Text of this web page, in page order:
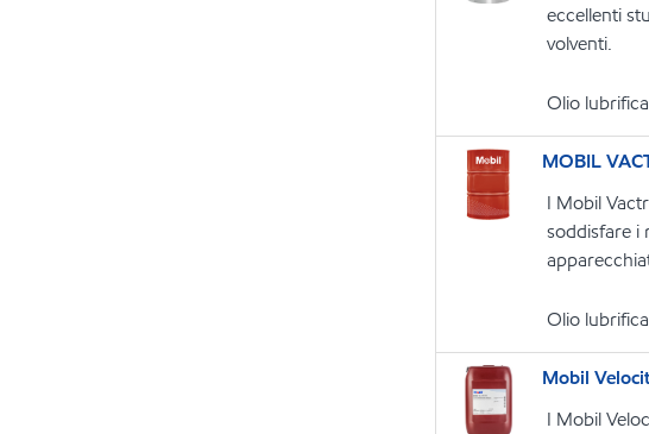
eccellenti
volventi.
Olio
MOBIL
I Mobil
soddisfare i
Olio
Mobil
I Mobil